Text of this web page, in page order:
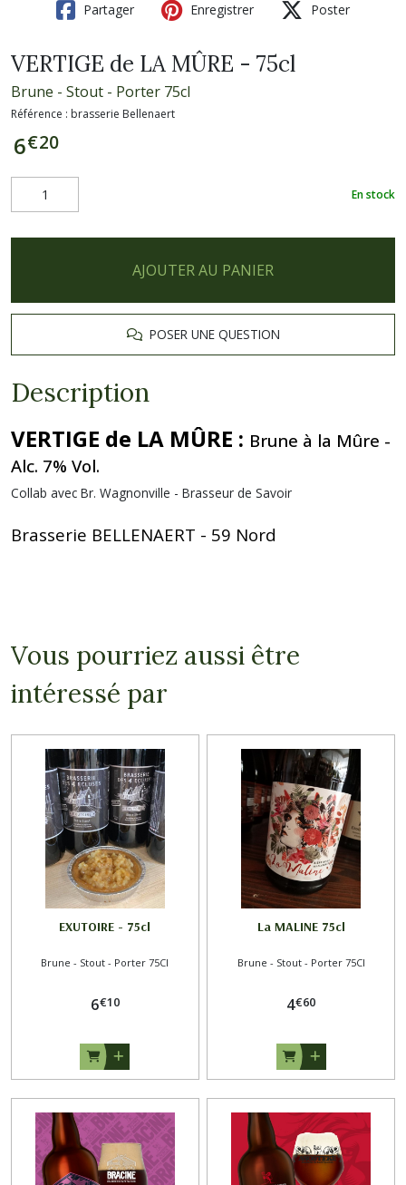
Partager Enregistrer Poster
VERTIGE de LA MÛRE - 75cl
Brune - Stout - Porter 75cl
Référence : brasserie Bellenaert
6€20
En stock
AJOUTER AU PANIER
POSER UNE QUESTION
Description
VERTIGE de LA MÛRE : Brune à la Mûre -
Alc. 7% Vol.
Collab avec Br. Wagnonville - Brasseur de Savoir
Brasserie BELLENAERT - 59 Nord
Vous pourriez aussi être
intéressé par
EXUTOIRE - 75cl
Brune - Stout - Porter 75Cl
6€10
La MALINE 75cl
Brune - Stout - Porter 75Cl
4€60